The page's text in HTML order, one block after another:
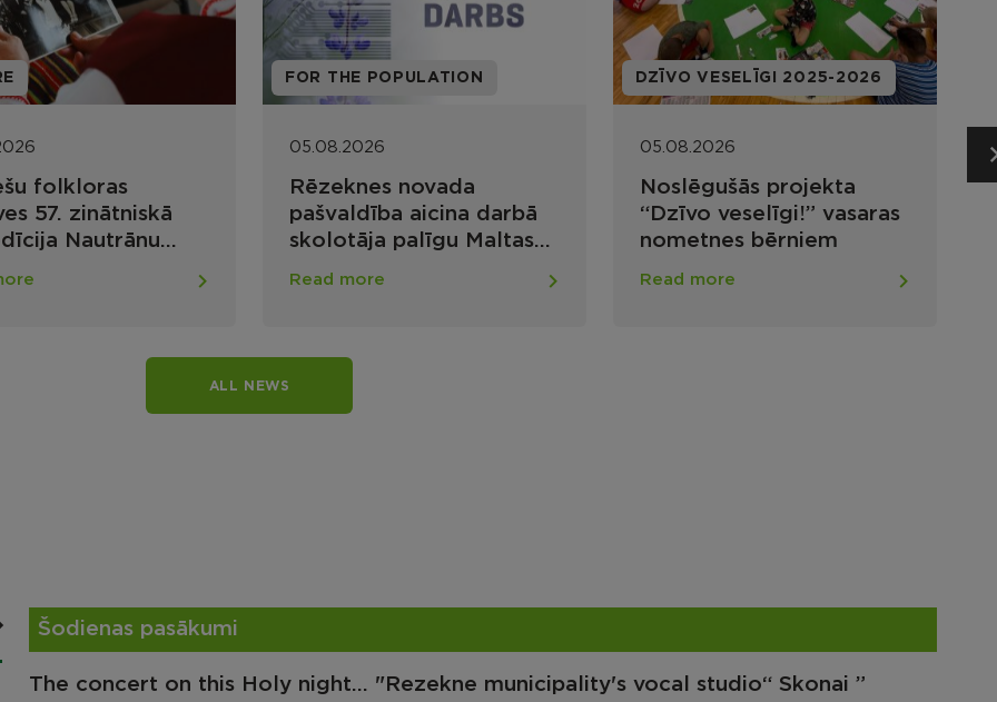
folkloras
57. zinātniskā
Nautrānu
meklējumi un
FOR THE POPULATION
05.08.2026
Rēzeknes novada
pašvaldība aicina darbā
skolotāja palīgu Maltas
vidusskolā
Read more
DZĪVO VESELĪGI 2025-2026
05.08.2026
Noslēgušās projekta
“Dzīvo veselīgi!” vasaras
nometnes bērniem
Read more
ALL NEWS
Šodienas pasākumi
The concert on this Holy night... "Rezekne municipality's vocal studio“ Skonai ”